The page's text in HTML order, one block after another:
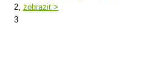
2, zobrazit >
3